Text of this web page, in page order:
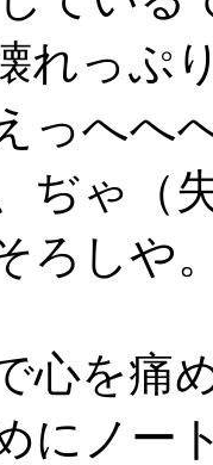
れっぷ
っへへ
ぢゃ（
ろしや
心を痛
にノー